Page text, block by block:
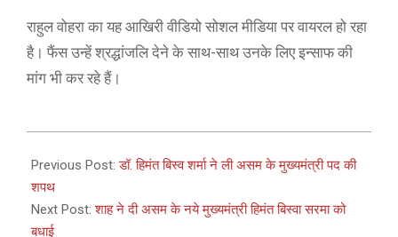
राहुल वोहरा का यह आखिरी वीडियो सोशल मीडिया पर वायरल हो रहा
है। फैंस उन्हें श्रद्धांजलि देने के साथ-साथ उनके लिए इन्साफ की
मांग भी कर रहे हैं।
05-
10
Previous Post:डॉ. हिमंत बिस्व शर्मा ने ली असम के मुख्यमंत्री पद की
शपथ
Next Post:शाह ने दी असम के नये मुख्यमंत्री हिमंत बिस्वा सरमा को
बधाई